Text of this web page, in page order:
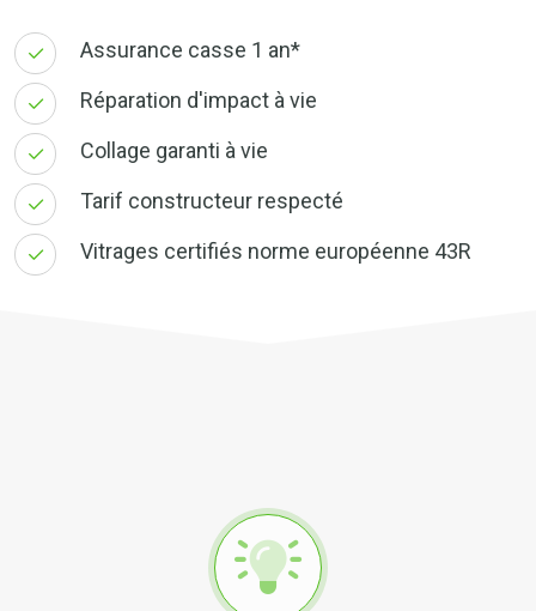
Assurance casse 1 an*
Réparation d'impact à vie
Collage garanti à vie
Tarif constructeur respecté
Vitrages certifiés norme européenne 43R